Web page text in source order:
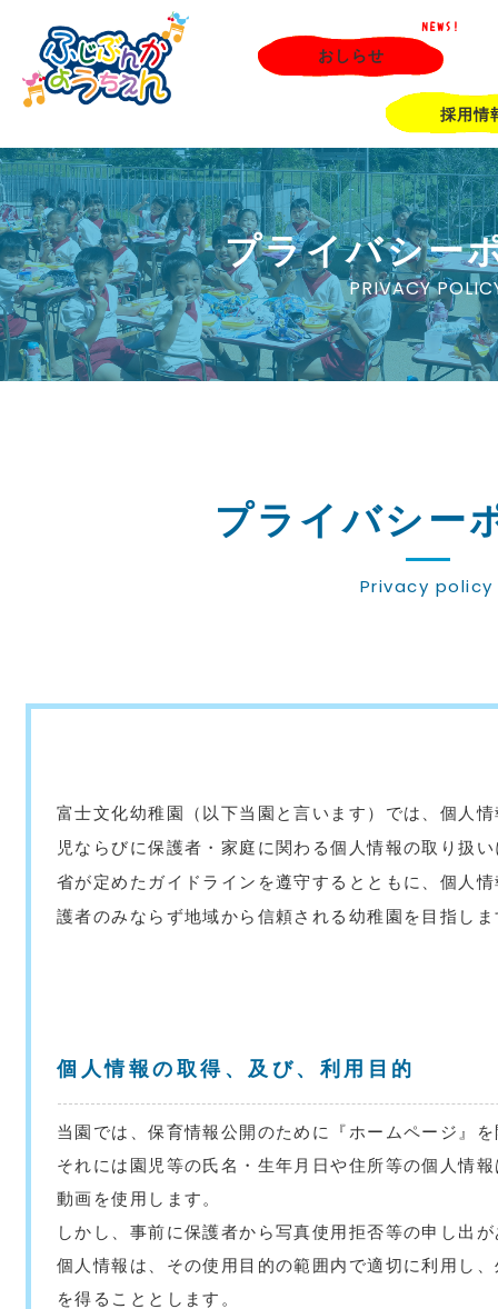
おしらせ
NEWS!
採用情
プライバシー
PRIVACY
プライバシー
Privacy policy
富士文化幼稚園（以下当園と言います）では、個人
児ならびに保護者・家庭に関わる個人情報の取り扱
省が定めたガイドラインを遵守するとともに、個人
護者のみならず地域から信頼される幼稚園を目指し
個人情報の取得、及び、利用目的
当園では、保育情報公開のために『ホームページ』
それには園児等の氏名・生年月日や住所等の個人情
動画を使用します。
しかし、事前に保護者から写真使用拒否等の申し出
個人情報は、その使用目的の範囲内で適切に利用し
を得ることとします。